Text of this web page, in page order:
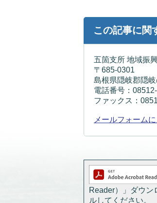
この記事に関
五箇支所 地域振
〒685-0301
島根県隠岐郡隠
電話番号：
ファックス：
メールフォーム
Reader）」ダウン
ルしてください。